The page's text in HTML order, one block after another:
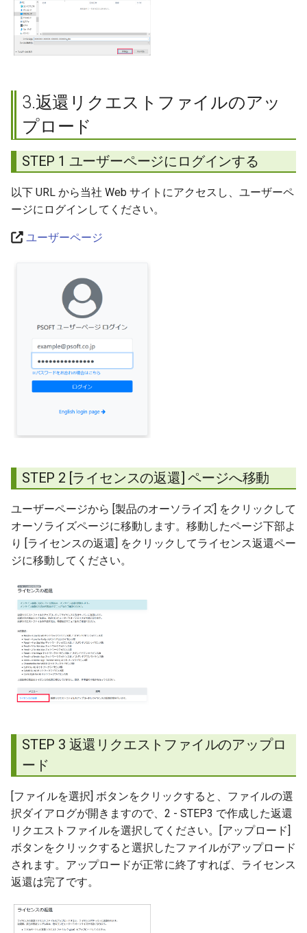
3.返還リクエストファイルのアッ
プロード
STEP 1 ユーザーページにログインする
以下 URL から当社 Web サイトにアクセスし、ユーザーペ
ージにログインしてください。
ユーザーページ
STEP 2 [ライセンスの返還] ページへ移動
ユーザーページから [製品のオーソライズ] をクリックして
オーソライズページに移動します。移動したページ下部よ
り [ライセンスの返還] をクリックしてライセンス返還ペー
ジに移動してください。
STEP 3 返還リクエストファイルのアップロ
ード
[ファイルを選択] ボタンをクリックすると、ファイルの選
択ダイアログが開きますので、2 - STEP3 で作成した返還
リクエストファイルを選択してください。[アップロード]
ボタンをクリックすると選択したファイルがアップロード
されます。アップロードが正常に終了すれば、ライセンス
返還は完了です。